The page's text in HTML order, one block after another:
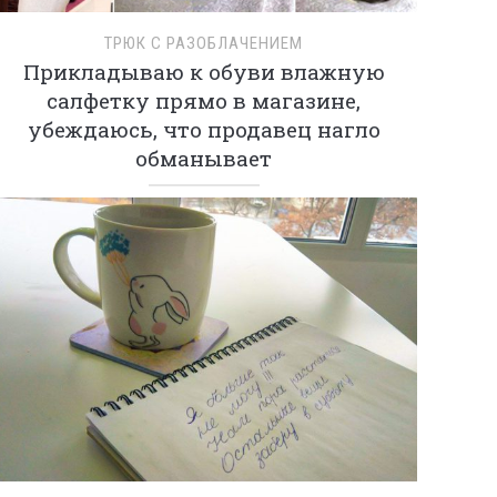
ТРЮК С РАЗОБЛАЧЕНИЕМ
Прикладываю к обуви влажную
салфетку прямо в магазине,
убеждаюсь, что продавец нагло
обманывает